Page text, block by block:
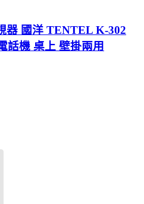
器 國洋 TENTEL K-302
話機 桌上 壁掛兩用